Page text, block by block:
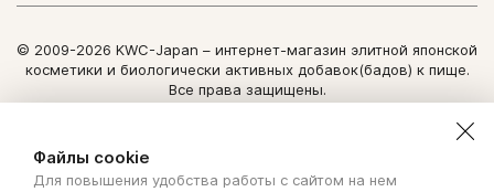
© 2009-2026 KWC-Japan – интернет-магазин элитной японской
косметики и биологически активных добавок(бадов) к пище.
Все права защищены.
Файлы cookie
Для повышения удобства работы с сайтом на нем